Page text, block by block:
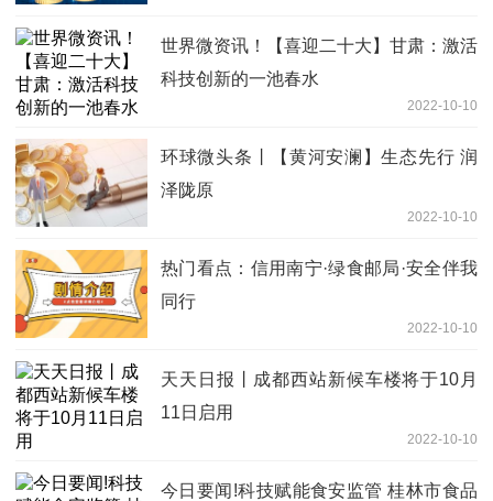
世界微资讯！【喜迎二十大】甘肃：激活
科技创新的一池春水
2022-10-10
环球微头条丨【黄河安澜】生态先行 润
泽陇原
2022-10-10
热门看点：信用南宁·绿食邮局·安全伴我
同行
2022-10-10
天天日报丨成都西站新候车楼将于10月
11日启用
2022-10-10
今日要闻!科技赋能食安监管 桂林市食品